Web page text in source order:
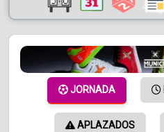
JORNADA
APLAZADOS